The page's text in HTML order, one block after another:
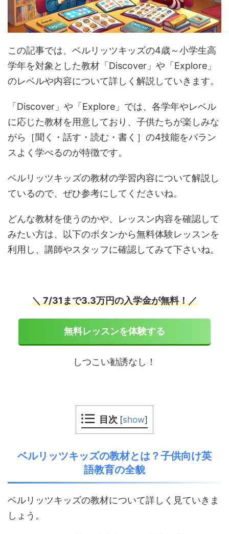
この記事では、ベルリッツキッズの4歳～小学生高
学年を対象とした教材「Discover」や「Explore」
のレベルや内容について詳しく解説していきます。
「Discover」や「Explore」では、各学年やレベル
に応じた教材を用意しており、子供たちが楽しみな
がら［聞く・話す・読む・書く］の4技能をバラン
スよく学べるのが特徴です。
ベルリッツキッズの教材の学習内容について解説し
ているので、ぜひ参考にしてくださいね。
どんな教材を使うのかや、レッスン内容を確認して
みたい方は、以下のボタンから無料体験レッスンを
利用し、講師やスタッフに確認してみて下さいね。
＼ 7/31まで3.3万円の入学金が無料！／
無料レッスンを体験する
しつこい勧誘なし！
目次 [show]
ベルリッツキッズの教材とは？子供向け英
語教育の全貌
ベルリッツキッズの教材について詳しく見ていきま
しょう。